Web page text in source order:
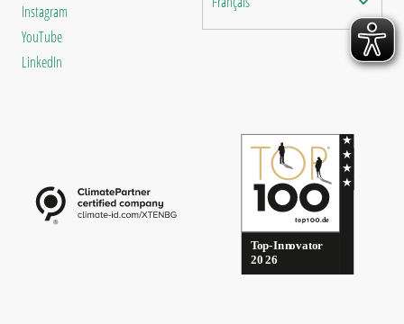
Instagram
YouTube
LinkedIn